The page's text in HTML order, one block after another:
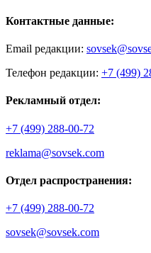
Контактные данные:
Email редакции:
Телефон редакции: +7 (499)
Рекламный отдел:
+7 (499) 288-00-72
reklama@sovsek.com
Отдел распространения:
+7 (499) 288-00-72
sovsek@sovsek.com